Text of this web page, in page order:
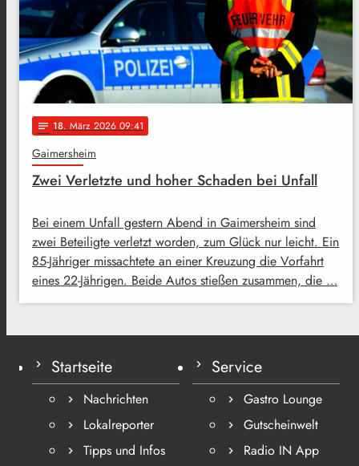
notes 18. März 2026 09:41
Gaimersheim
Zwei Verletzte und hoher Schaden bei Unfall
Bei einem Unfall gestern Abend in Gaimersheim sind
zwei Beteiligte verletzt worden, zum Glück nur leicht. Ein
85-Jähriger missachtete an einer Kreuzung die Vorfahrt
eines 22-Jährigen. Beide Autos stießen zusammen, die …
Startseite
Nachrichten
Lokalreporter
Tipps und Infos
Service
Gastro Lounge
Gutscheinwelt
Radio IN App